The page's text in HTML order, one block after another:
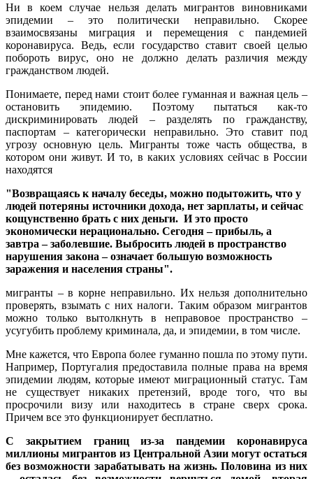
Ни в коем случае нельзя делать мигрантов виновниками
эпидемии – это политически неправильно. Скорее
взаимосвязаны миграция и перемещения с пандемией
коронавируса. Ведь, если государство ставит своей целью
побороть вирус, оно не должно делать различия между
гражданством людей.
Понимаете, перед нами стоит более гуманная и важная цель –
остановить эпидемию. Поэтому пытаться как-то
дискриминировать людей – разделять по гражданству,
паспортам – категорически неправильно. Это ставит под
угрозу основную цель. Мигранты тоже часть общества, в
котором они живут. И то, в каких условиях сейчас в России
находятся
"Возвращаясь к началу беседы, можно подытожить, что у
людей потеряны источники дохода, нет зарплаты, и сейчас
кощунственно брать с них деньги. И это просто
экономически нерационально. Сегодня – прибыль, а
завтра – заболевшие. Выбросить людей в пространство
нарушения закона – означает большую возможность
заражения и населения страны".
мигранты – в корне неправильно. Их нельзя дополнительно
проверять, взымать с них налоги. Таким образом мигрантов
можно только вытолкнуть в неправовое пространство –
усугубить проблему криминала, да, и эпидемии, в том числе.
Мне кажется, что Европа более гуманно пошла по этому пути.
Например, Португалия предоставила полные права на время
эпидемии людям, которые имеют миграционный статус. Там
не существует никаких претензий, вроде того, что вы
просрочили визу или находитесь в стране сверх срока.
Причем все это функционирует бесплатно.
С закрытием границ из-за пандемии коронавируса
миллионы мигрантов из Центральной Азии могут остаться
без возможности зарабатывать на жизнь. Половина из них